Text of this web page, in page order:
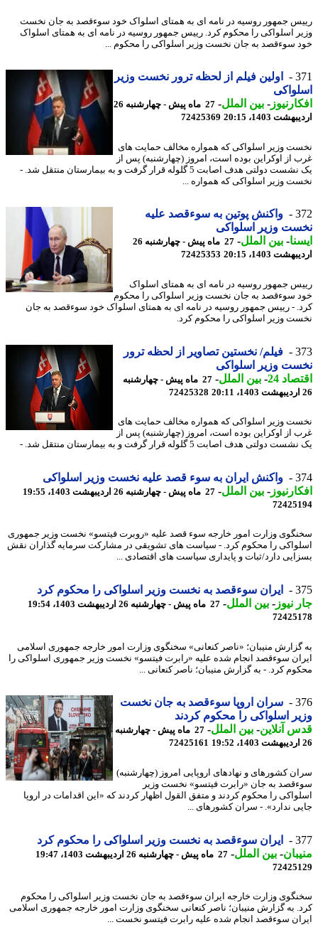
جمهور روسیه در نامه ای به همتای اسلواک خود سوءقصد به جان نخست
اسلواکی را محکوم کرد. رییس جمهور روسیه در نامه ای به همتای اسلواک
سوءقصد به جان نخست وزیر اسلواکی را محکوم ...
اولین فیلم از لحظه ترور نخست وزیر
-بین الملل-
27 ماه پیش - چهارشنبه 26
1403، 20:15
72425369
وزیر اسلواکی که همواره مخالف حمایت های
از اوکراین بوده است، امروز (چهارشنبه) پس از
یک نشست دولتی هدف اصابت 5 گلوله قرار گرفت و به بیمارستان منتقل شد. -
وزیر اسلواکی که همواره ...
واکنش پوتین به سوءقصد علیه
وزیر اسلواکی
-بین الملل-
27 ماه پیش - چهارشنبه 26
1403، 20:15
72425353
جمهور روسیه در نامه ای به همتای اسلواک
سوءقصد به جان نخست وزیر اسلواکی را محکوم
- رییس جمهور روسیه در نامه ای به همتای اسلواک خود سوءقصد به جان
وزیر اسلواکی را محکوم کرد.
فیلم/ نخستین تصاویر از لحظه ترور
وزیر اسلواکی
24
-بین الملل-
27 ماه پیش - چهارشنبه
72425328
وزیر اسلواکی که همواره مخالف حمایت های
از اوکراین بوده است، امروز (چهارشنبه) پس از
دولتی هدف اصابت 5 گلوله قرار گرفت و به بیمارستان منتقل شد. -
واکنش ایران به سوء قصد علیه نخست وزیر اسلواکی
-بین الملل-27 ماه پیش - چهارشنبه 26 اردیبهشت 1403، 19:55
وزارت امور خارجه سوء قصد علیه «روبرت فیتسو» نخست وزیر جمهوری
را محکوم کرد. - سیاست های تشویقی در مشارکت سرمایه گذاران نقش
دارد/ثبات و پایداری سیاست های اقتصادی ...
ایران سوءقصد به نخست وزیر اسلواکی را محکوم کرد
نیوز-بین الملل-27 ماه پیش - چهارشنبه 26 اردیبهشت 1403، 19:54
منیبان؛ «ناصر کنعانی» سخنگوی وزارت امور خارجه جمهوری اسلامی
سوءقصد انجام شده علیه «رابرت فیتسو» نخست وزیر جمهوری اسلواکی را
کرد. - به گزارش منیبان؛ ناصر کنعانی ...
سران اروپا سوءقصد به جان نخست
اسلواکی را محکوم کردند
آنلاین-بین الملل-
27 ماه پیش - چهارشنبه
72425161
کشورهای و نهادهای اروپایی امروز (چهارشنبه)
به جان «رابرت فیتسو» نخست وزیر
را محکوم کردند و متفق القول اظهار کردند که «این اقدامات در اروپا
ندارد». - سران کشورهای ...
ایران سوءقصد به نخست وزیر اسلواکی را محکوم کرد
-بین الملل-27 ماه پیش - چهارشنبه 26 اردیبهشت 1403، 19:47
وزارت خارجه ایران سوءقصد به جان نخست وزیر اسلواکی را محکوم
به گزارش منیبان؛ ناصر کنعانی سخنگوی وزارت امور خارجه جمهوری اسلامی
سوءقصد انجام شده علیه رابرت فیتسو نخست ...